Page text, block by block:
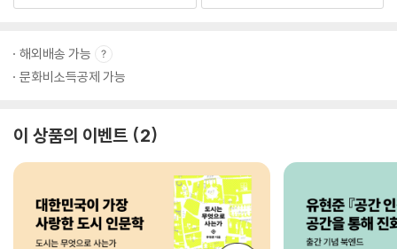
해외배송 가능
문화비소득공제 가능
이 상품의 이벤트 2